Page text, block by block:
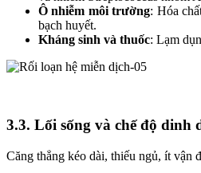
Ô nhiễm môi trường: Hóa
bạch huyết.
Kháng sinh và thuốc: Lạm
3.3. Lối sống và chế độ dinh
Căng thẳng kéo dài, thiếu ngủ, ít vận